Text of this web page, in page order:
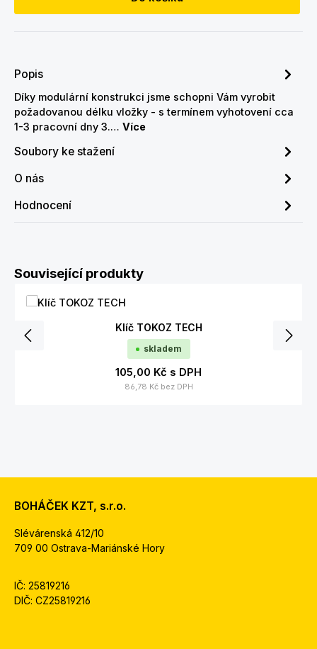
Popis
Díky modulární konstrukci jsme schopni Vám vyrobit
požadovanou délku vložky - s termínem vyhotovení cca
1-3 pracovní dny 3.… Více
Soubory ke stažení
O nás
Hodnocení
Přeskočit galerii produktů
Související produkty
Klíč TOKOZ TECH
skladem
105,00 Kč s DPH
86,78 Kč bez DPH
BOHÁČEK KZT, s.r.o.
Slévárenská 412/10
709 00 Ostrava-Mariánské Hory
IČ: 25819216
DIČ: CZ25819216